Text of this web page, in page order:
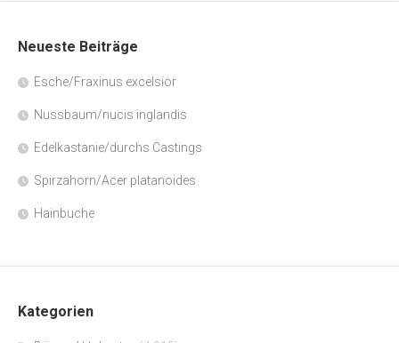
Neueste Beiträge
Esche/Fraxinus excelsior
Nussbaum/nucis inglandis
Edelkastanie/durchs Castings
Spirzahorn/Acer platanoides
Hainbuche
Kategorien